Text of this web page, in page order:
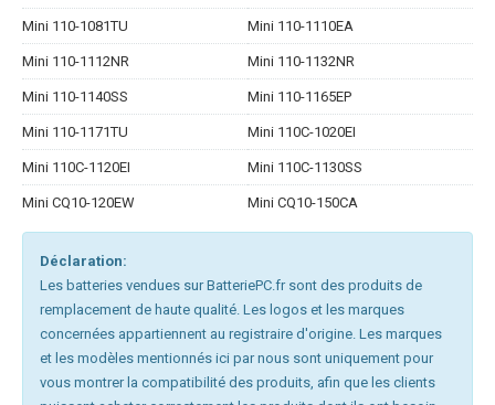
Mini 110-1081TU Mini 110-1110EA
Mini 110-1112NR Mini 110-1132NR
Mini 110-1140SS Mini 110-1165EP
Mini 110-1171TU Mini 110C-1020EI
Mini 110C-1120EI Mini 110C-1130SS
Mini CQ10-120EW Mini CQ10-150CA
Déclaration:
Les batteries vendues sur BatteriePC.fr sont des produits de
remplacement de haute qualité. Les logos et les marques
concernées appartiennent au registraire d'origine. Les marques
et les modèles mentionnés ici par nous sont uniquement pour
vous montrer la compatibilité des produits, afin que les clients